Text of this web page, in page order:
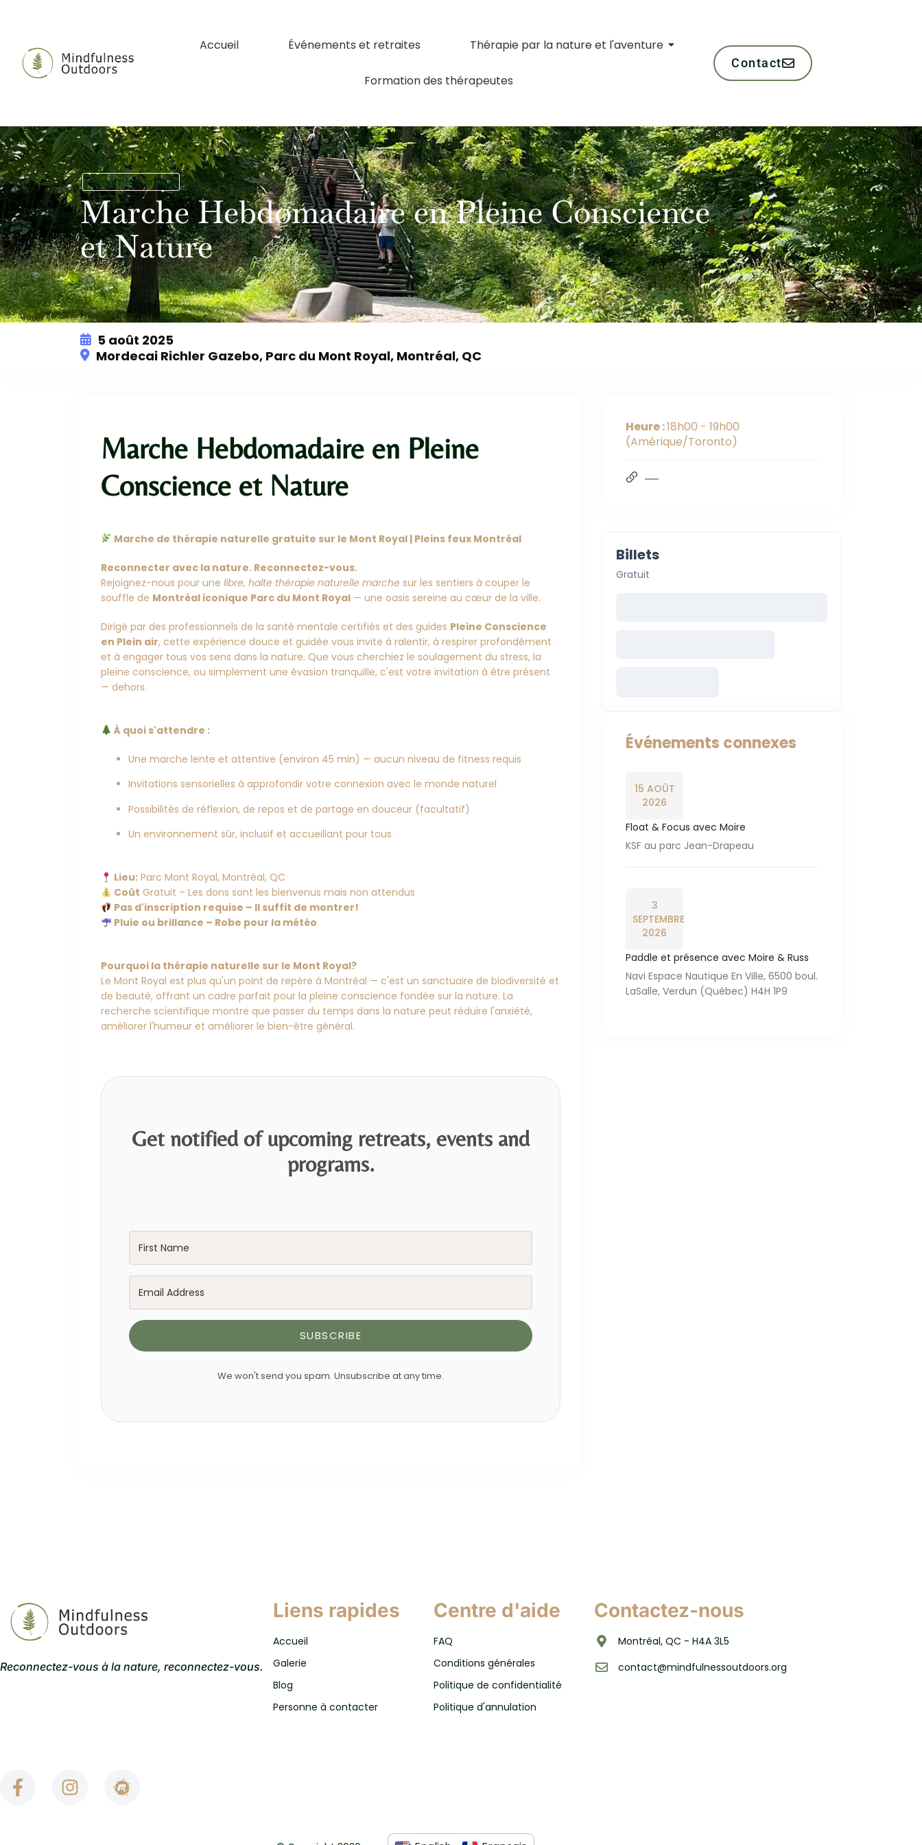
Accueil Événements et retraites Thérapie par la nature et l'aventure
Formation des thérapeutes
Contact
Événement gratuit
Marche Hebdomadaire en Pleine Conscience
et Nature
5 août 2025
Mordecai Richler Gazebo, Parc du Mont Royal, Montréal, QC
Marche Hebdomadaire en Pleine
Conscience et Nature
Marche de thérapie naturelle gratuite sur le Mont Royal | Pleins feux Montréal
Reconnecter avec la nature. Reconnectez-vous.
Rejoignez-nous pour une libre, halte thérapie naturelle marche sur les sentiers à couper le
souffle de Montréal iconique Parc du Mont Royal — une oasis sereine au cœur de la ville.
Dirigé par des professionnels de la santé mentale certifiés et des guides Pleine Conscience
en Plein air, cette expérience douce et guidée vous invite à ralentir, à respirer profondément
et à engager tous vos sens dans la nature. Que vous cherchiez le soulagement du stress, la
pleine conscience, ou simplement une évasion tranquille, c'est votre invitation à être présent
— dehors.
À quoi s'attendre :
Une marche lente et attentive (environ 45 min) — aucun niveau de fitness requis
Invitations sensorielles à approfondir votre connexion avec le monde naturel
Possibilités de réflexion, de repos et de partage en douceur (facultatif)
Un environnement sûr, inclusif et accueillant pour tous
Lieu:Parc Mont Royal, Montréal, QC
Coût Gratuit – Les dons sont les bienvenus mais non attendus
Pas d'inscription requise – Il suffit de montrer!
Pluie ou brillance – Robe pour la météo
Pourquoi la thérapie naturelle sur le Mont Royal?
Le Mont Royal est plus qu'un point de repère à Montréal — c'est un sanctuaire de biodiversité et
de beauté, offrant un cadre parfait pour la pleine conscience fondée sur la nature. La
recherche scientifique montre que passer du temps dans la nature peut réduire l'anxiété,
améliorer l'humeur et améliorer le bien-être général.
Get notified of upcoming retreats, events and
programs.
SUBSCRIBE
We won't send you spam. Unsubscribe at any time.
Heure :18h00 - 19h00
(Amérique/Toronto)
Billets
Gratuit
Événements connexes
15 AOÛT
2026
Float & Focus avec Moire
KSF au parc Jean-Drapeau
3
SEPTEMBRE
2026
Paddle et présence avec Moire & Russ
Navi Espace Nautique En Ville, 6500 boul.
LaSalle, Verdun (Québec) H4H 1P9
Reconnectez-vous à la nature, reconnectez-vous.
Liens rapides
Accueil
Galerie
Blog
Personne à contacter
Centre d'aide
FAQ
Conditions générales
Politique de confidentialité
Politique d'annulation
Contactez-nous
Montréal, QC - H4A 3L5
contact@mindfulnessoutdoors.org